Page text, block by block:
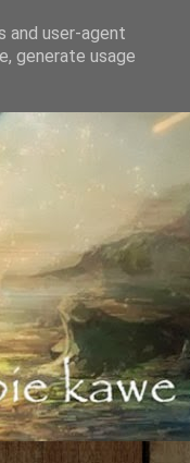
and user-agent
generate usage